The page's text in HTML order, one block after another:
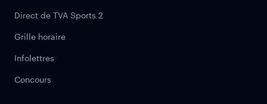
Direct de TVA Sports 2
Grille horaire
Infolettres
Concours